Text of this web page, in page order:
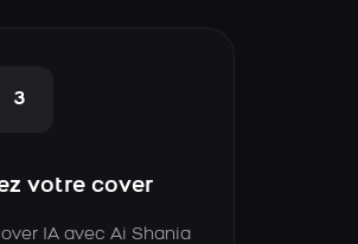
3
votre cover
IA avec Ai Shania